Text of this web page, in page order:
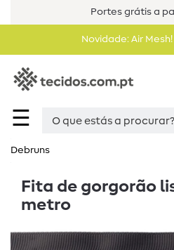
Portes grátis a
Novidade: Air
☰
Debruns
Fita de gorgorão
metro